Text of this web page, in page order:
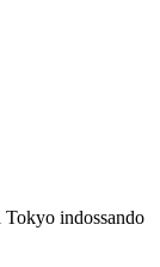
Tokyo indossando